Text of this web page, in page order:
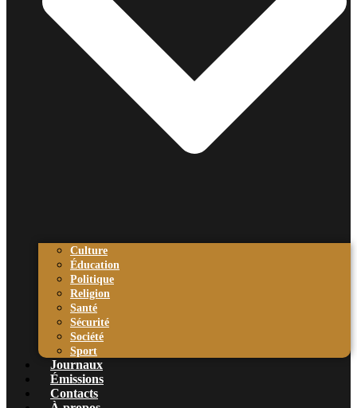
Culture
Éducation
Politique
Religion
Santé
Sécurité
Société
Sport
Journaux
Émissions
Contacts